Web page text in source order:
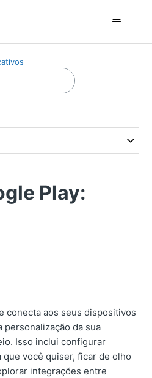
Play:
conecta aos seus dispositivos
da sua
Isso inclui configurar
você quiser, ficar de olho
integrações entre